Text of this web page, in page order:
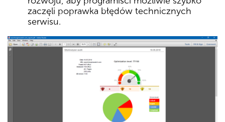
zaczęli poprawka błędów technicznych
serwisu.